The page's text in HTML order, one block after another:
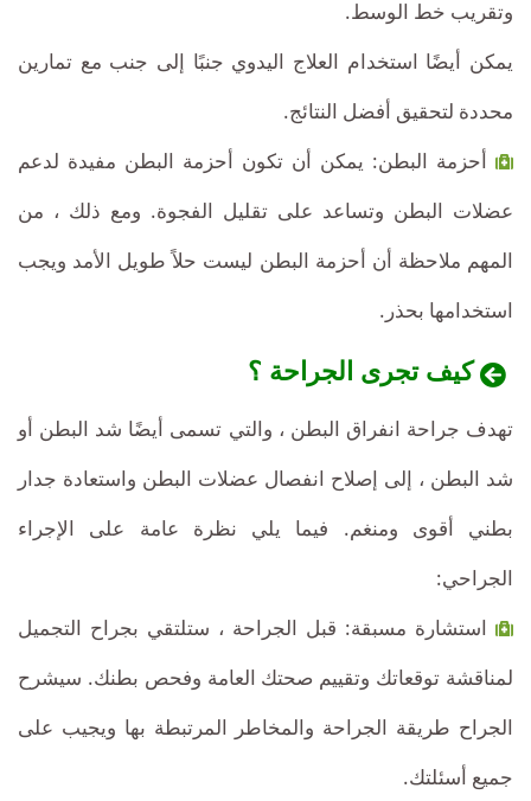
وتقريب خط الوسط.
يمكن أيضًا استخدام العلاج اليدوي جنبًا إلى جنب مع تمارين
محددة لتحقيق أفضل النتائج.
أحزمة البطن: يمكن أن تكون أحزمة البطن مفيدة لدعم
عضلات البطن وتساعد على تقليل الفجوة. ومع ذلك ، من
المهم ملاحظة أن أحزمة البطن ليست حلاً طويل الأمد ويجب
استخدامها بحذر.
كيف تجرى الجراحة ؟
تهدف جراحة انفراق البطن ، والتي تسمى أيضًا شد البطن أو
شد البطن ، إلى إصلاح انفصال عضلات البطن واستعادة جدار
بطني أقوى ومنغم. فيما يلي نظرة عامة على الإجراء
الجراحي:
استشارة مسبقة: قبل الجراحة ، ستلتقي بجراح التجميل
لمناقشة توقعاتك وتقييم صحتك العامة وفحص بطنك. سيشرح
الجراح طريقة الجراحة والمخاطر المرتبطة بها ويجيب على
جميع أسئلتك.